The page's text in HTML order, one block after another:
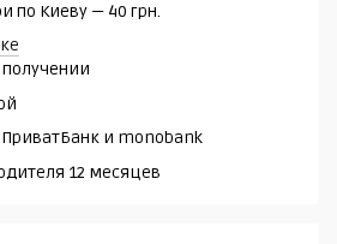
по Киеву — 40 грн.
и monobank
12 месяцев